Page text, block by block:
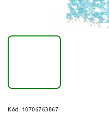
Kód: 10706763867